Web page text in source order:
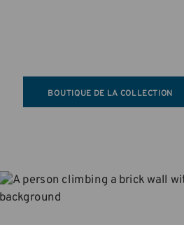
BOUTIQUE DE LA COLLECTION